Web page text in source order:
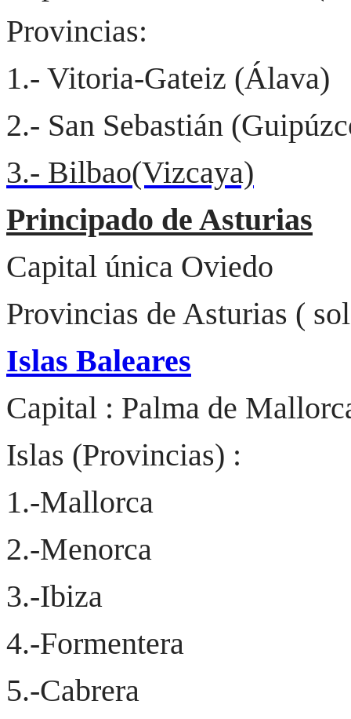
Provincias:
1.- Vitoria-Gateiz (Álava)
2.- San Sebastián
3.- Bilbao(Vizcaya)
Principado de Asturias
Capital única Oviedo
Provincias de Asturias (
Islas Baleares
Capital : Palma de
Islas (Provincias) :
1.-Mallorca
2.-Menorca
3.-Ibiza
4.-Formentera
5.-Cabrera